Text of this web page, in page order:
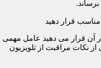
آن قرار می دهید عامل مهمی
نکات مراقبت از تلویزیون